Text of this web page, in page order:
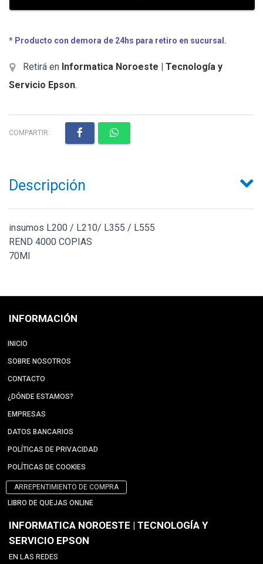
* Producto con demora de 24hs para retiro en sucursal.
Retirá en Informatica Noroeste | Tecnología y
Servicio Epson.
COMPARTIR:
Descripción
insumos L200 / L210/ L355 / L555
REND 4000 COPIAS
70Ml
INFORMACIÓN
INICIO
SOBRE NOSOTROS
CONTACTO
¿DÓNDE ESTAMOS?
EMPRESAS
DATOS BANCARIOS
POLÍTICAS DE PRIVACIDAD
POLÍTICAS DE COOKIES
ARREPENTIMIENTO DE COMPRA
LIBRO DE QUEJAS ONLINE
INFORMATICA NOROESTE | TECNOLOGÍA Y
SERVICIO EPSON
EN LAS REDES